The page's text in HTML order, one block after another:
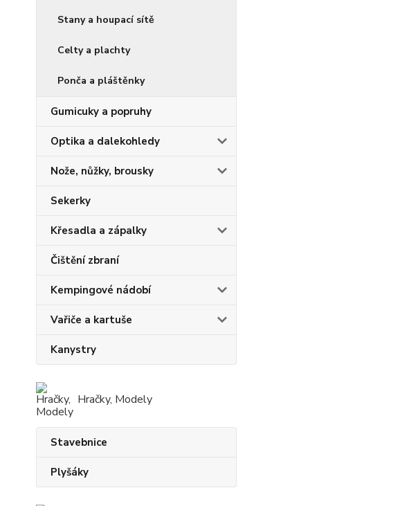
Stany a houpací sítě
Celty a plachty
Ponča a pláštěnky
Gumicuky a popruhy
Optika a dalekohledy
Nože, nůžky, brousky
Sekerky
Křesadla a zápalky
Čištění zbraní
Kempingové nádobí
Vařiče a kartuše
Kanystry
Hračky, Modely
Stavebnice
Plyšáky